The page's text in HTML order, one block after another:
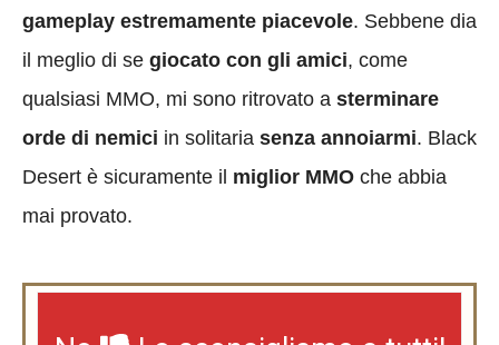
gameplay estremamente piacevole. Sebbene dia
il meglio di se giocato con gli amici, come
qualsiasi MMO, mi sono ritrovato a sterminare
orde di nemici in solitaria senza annoiarmi. Black
Desert è sicuramente il miglior MMO che abbia
mai provato.